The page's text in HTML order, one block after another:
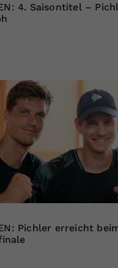
4. Saisontitel –
Pichler erreicht